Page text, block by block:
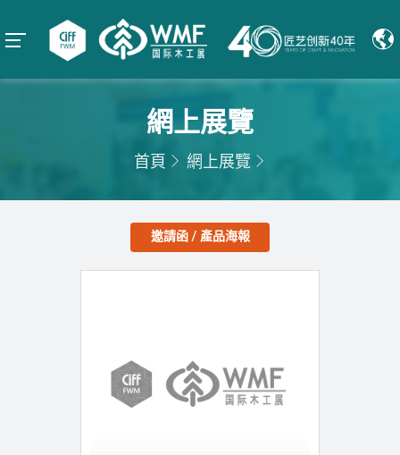
網上展覽
首頁 網上展覽
邀請函 / 產品海報